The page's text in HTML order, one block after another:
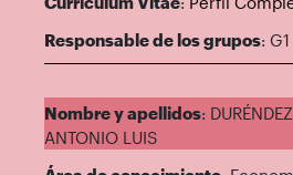
Responsable de los grupos: G1
Nombre y apellidos:
ANTONIO LUIS